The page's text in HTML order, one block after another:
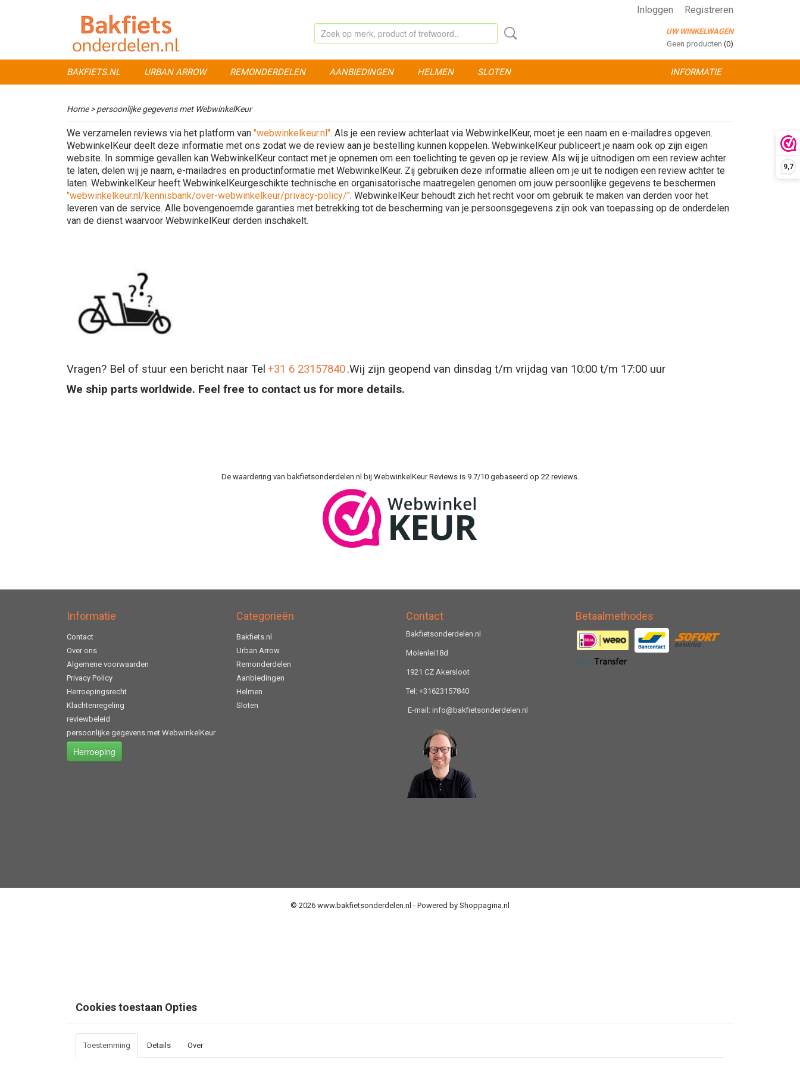
9,7
Inloggen Registreren
UW WINKELWAGEN
Geen producten (0)
INFORMATIE
BAKFIETS.NL URBAN ARROW REMONDERDELEN AANBIEDINGEN HELMEN SLOTEN
Home> persoonlijke gegevens met WebwinkelKeur
We verzamelen reviews via het platform van "webwinkelkeur.nl". Als je een review achterlaat via WebwinkelKeur, moet je een naam en e-mailadres opgeven.
WebwinkelKeur deelt deze informatie met ons zodat we de review aan je bestelling kunnen koppelen. WebwinkelKeur publiceert je naam ook op zijn eigen
website. In sommige gevallen kan WebwinkelKeur contact met je opnemen om een toelichting te geven op je review. Als wij je uitnodigen om een review achter
te laten, delen wij je naam, e-mailadres en productinformatie met WebwinkelKeur. Zij gebruiken deze informatie alleen om je uit te nodigen een review achter te
laten. WebwinkelKeur heeft WebwinkelKeurgeschikte technische en organisatorische maatregelen genomen om jouw persoonlijke gegevens te beschermen
"webwinkelkeur.nl/kennisbank/over-webwinkelkeur/privacy-policy/". WebwinkelKeur behoudt zich het recht voor om gebruik te maken van derden voor het
leveren van de service. Alle bovengenoemde garanties met betrekking tot de bescherming van je persoonsgegevens zijn ook van toepassing op de onderdelen
van de dienst waarvoor WebwinkelKeur derden inschakelt.
Vragen? Bel of stuur een bericht naar Tel +31 6 23157840.Wij zijn geopend van dinsdag t/m vrijdag van 10:00 t/m 17:00 uur
We ship parts worldwide. Feel free to contact us for more details.
De waardering van bakfietsonderdelen.nl bij WebwinkelKeur Reviewsis 9.7/10 gebaseerd op 22 reviews.
Informatie
Contact
Over ons
Algemene voorwaarden
Privacy Policy
Herroepingsrecht
Klachtenregeling
reviewbeleid
persoonlijke gegevens met WebwinkelKeur
Herroeping
Categorieën
Bakfiets.nl
Urban Arrow
Remonderdelen
Aanbiedingen
Helmen
Sloten
Contact
Bakfietsonderdelen.nl
Molenlei18d
1921 CZ Akersloot
Tel: +31623157840
E-mail: info@bakfietsonderdelen.nl
Betaalmethodes
© 2026 www.bakfietsonderdelen.nl - Powered by Shoppagina.nl
Cookies toestaan Opties
Toestemming Details Over